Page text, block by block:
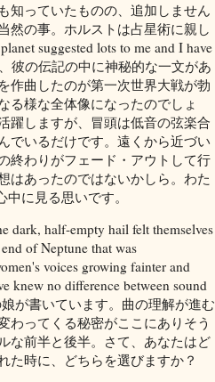
知っていたものの、追加しません
然の事。ホルストは占星術に親し
suggested lots to me and I have
彼の伝記の中に神秘的な一文があ
作曲したのが第一次世界大戦が勃
る様な全体像になったのでしょ
躍しますが、冒頭は低音の弦楽合
でいるだけです。遠くから近づい
終わりがフェード・アウトして行
はあったのではないかしら。わた
に見る思いです。
dark, half-empty hail felt themselves
of Neptune that was
voices growing fainter and
knew no difference between sound
が書いています。曲の理解が進む
わってくる秘密がここにありそう
な前半と後半。さて、あなたはど
た時に、どちらを選びますか？